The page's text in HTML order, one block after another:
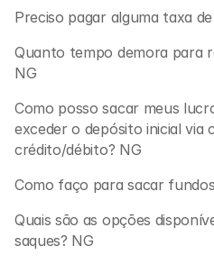
Preciso pagar alguma taxa
Quanto tempo demora para
NG
Como posso sacar meus
exceder o depósito inicial via
crédito/débito? NG
Como faço para sacar
Quais são as opções
saques? NG